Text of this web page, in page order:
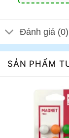
Đánh giá (0)
SẢN PHẨM